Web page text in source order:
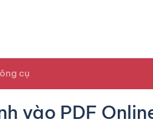
cụ
vào PDF